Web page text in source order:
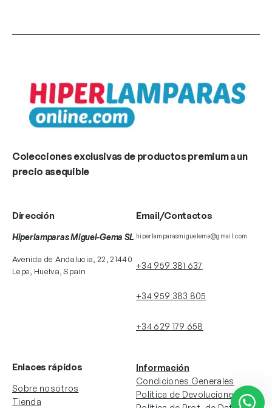
Colecciones exclusivas de productos premium a un
precio asequible
Dirección
Hiperlamparas Miguel-Gema SL
Avenida de Andalucia, 22, 21440
Lepe, Huelva, Spain
Email/Contactos
hiperlamparasmiguelema@gmail.com
+34 959 381 637
+34 959 383 805
+34 629 179 658
Enlaces rápidos
Sobre nosotros
Tienda
Información
Condiciones Generales
Política de Devoluciones